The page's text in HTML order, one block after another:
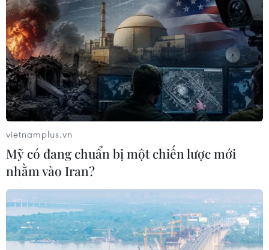
Đường sắt Bắc-Nam thông tuyến, sẵn
sàng vận chuyển hàng cứu trợ
20/10/2020 23:07
Đến 19 giờ tối 20/10, đoạn qua khu gian Phú Hòa-Mỹ
Trạch (tỉnh Quảng Bình) đã được khắc phục, hoàn trả
đường với vận tốc 5km/h, đường sắt Bắc-Nam chính
thức thông tuyến.
vietnamplus.vn
Mỹ có đang chuẩn bị một chiến lược mới
nhằm vào Iran?